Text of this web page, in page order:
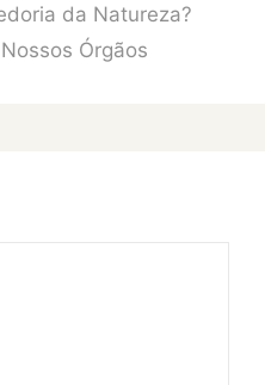
da Natureza?
Órgãos